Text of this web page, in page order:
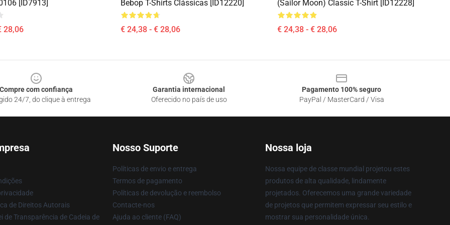
[ID7913]
28,06
Bebop T-Shirts Clássicas [ID12220]
€ 24,38 - € 28,06
(Sailor Moon) Classic T-Shirt [ID12228]
€ 24,38 - € 28,06
Compre com confiança
24/7, do clique à entrega
Garantia internacional
Oferecido no país de uso
Pagamento 100% seguro
PayPal / MasterCard / Visa
de Direitos Autorais
de Transparência de Cadeia de
Nosso Suporte
Políticas de envio e entrega
Termos de pagamento
Políticas de devolução e reembolso
Contacte-nos
Ajuda ao cliente (FAQ)
Nossa loja
Nossa equipe de classe mundial projetou estes
produtos de alta qualidade, lindamente
projetados. Oferecemos uma grande variedade
de projetos que permitem expressar seu estilo e
mostrar sua personalidade única.